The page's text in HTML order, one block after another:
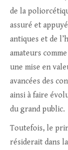
de la
assuré et
antiques et de
amateurs
une mise en
avancées des
ainsi à faire
du grand public.
Toutefois, le
résiderait dans